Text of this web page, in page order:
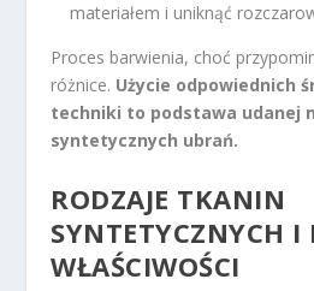
materiałem i uniknąć
Proces barwienia, choć
różnice. Użycie odpowiednich
techniki to podstawa udanej
syntetycznych ubrań.
RODZAJE TKANIN
SYNTETYCZNYCH I
WŁAŚCIWOŚCI